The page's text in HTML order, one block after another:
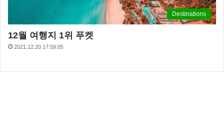
Destinations
12월 여행지 1위 푸켓
2021.12.20 17:59:05